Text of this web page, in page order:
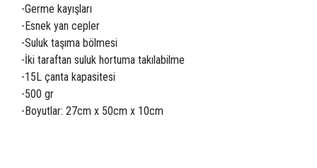
-Germe kayışları
-Esnek yan cepler
-Suluk taşıma bölmesi
-İki taraftan suluk hortuma takılabilme
-15L çanta kapasitesi
-500 gr
-Boyutlar: 27cm x 50cm x 10cm